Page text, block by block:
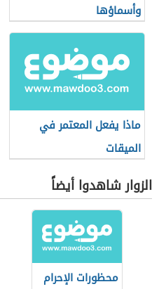
وأسماؤها
ماذا يفعل المعتمر في
الميقات
الزوار شاهدوا أيضاً
محظورات الإحرام